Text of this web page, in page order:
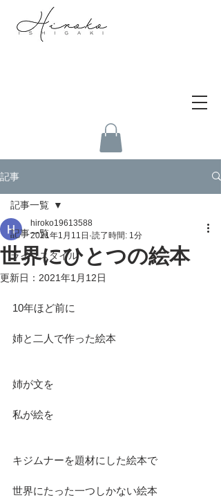
記事
記事一覧
ライフスタイル
記事一覧
世界にひとつの絵本
hiroko19613588
2021年1月11日 読了時間: 1分
更新日： 2021年1月12日
10年ほど前に
姉と二人で作った絵本
姉が文を
私が絵を
キジムナーを題材にした絵本で
世界にたった一つしかない絵本